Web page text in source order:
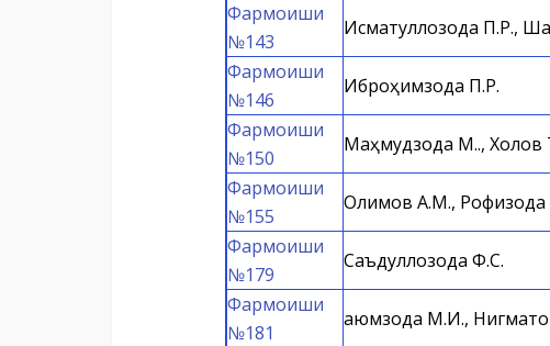
Фармоиши
№143
Исматуллозода П.Р.,
Фармоиши
№146
Иброҳимзода П.Р.
Фармоиши
№150
Маҳмудзода М.Қ.,
Фармоиши
№155
Олимов А.М.,
Фармоиши
№179
Саъдуллозода Ф.С.
Фармоиши
№181
Қаюмзода М.И.,